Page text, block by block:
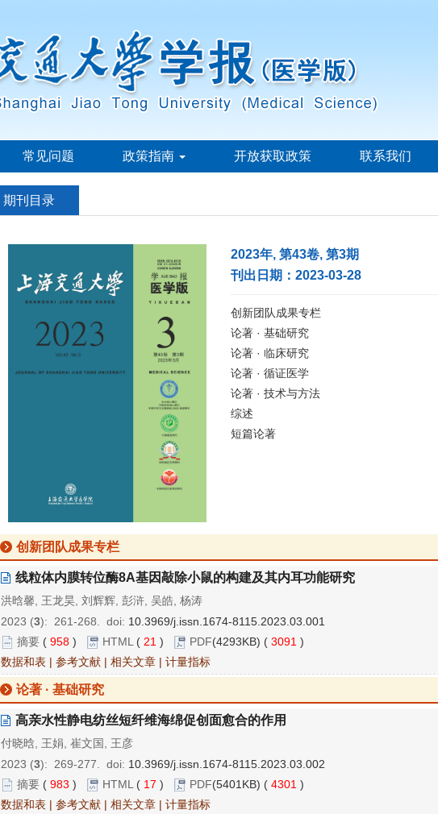
常见问题 政策指南 开放获取政策 联系我们
期刊目录
2023年, 第43卷, 第3期
刊出日期：2023-03-28
创新团队成果专栏
论著 · 基础研究
论著 · 临床研究
论著 · 循证医学
论著 · 技术与方法
综述
短篇论著
创新团队成果专栏
线粒体内膜转位酶8A基因敲除小鼠的构建及其内耳功能研究
洪晗馨, 王龙昊, 刘辉辉, 彭浒, 吴皓, 杨涛
2023 (3): 261-268. doi: 10.3969/j.issn.1674-8115.2023.03.001
摘要 ( 958 ) HTML ( 21 ) PDF(4293KB) ( 3091 )
数据和表 | 参考文献 | 相关文章 | 计量指标
论著 · 基础研究
高亲水性静电纺丝短纤维海绵促创面愈合的作用
付晓晗, 王娟, 崔文国, 王彦
2023 (3): 269-277. doi: 10.3969/j.issn.1674-8115.2023.03.002
摘要 ( 983 ) HTML ( 17 ) PDF(5401KB) ( 4301 )
数据和表 | 参考文献 | 相关文章 | 计量指标